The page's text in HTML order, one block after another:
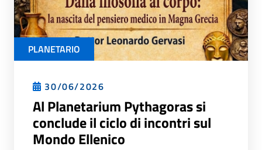
PLANETARIO
30/06/2026
Al Planetarium Pythagoras si
conclude il ciclo di incontri sul
Mondo Ellenico